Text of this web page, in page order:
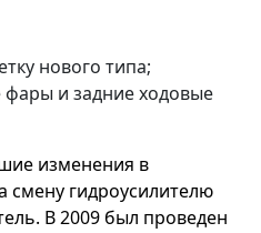
нового типа;
фары и задние ходовые
изменения в
смену гидроусилителю
В 2009 был проведен